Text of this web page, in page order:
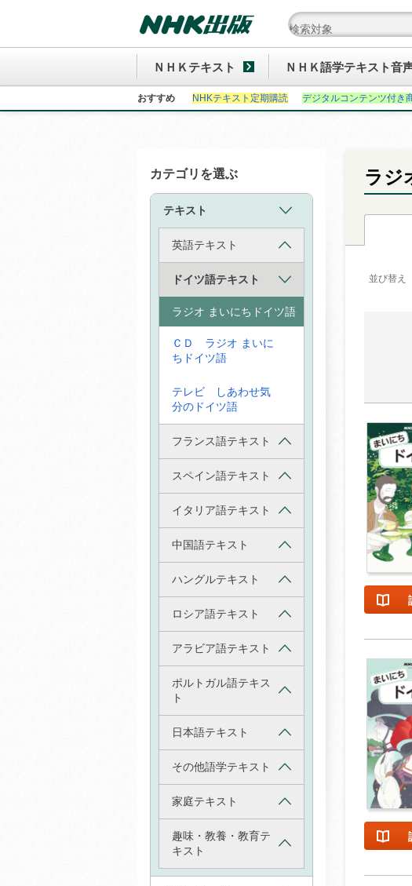
ＮＨＫテキスト ＮＨＫ語学テキスト音
おすすめ NHKテキスト定期購読 デジタルコンテンツ付き
ラジ
並び替え
カテゴリを選ぶ
テキスト
英語テキスト
ドイツ語テキスト
ラジオ まいにちドイツ語
ＣＤ ラジオ まいに
ちドイツ語
テレビ しあわせ気
分のドイツ語
フランス語テキスト
スペイン語テキスト
イタリア語テキスト
中国語テキスト
ハングルテキスト
ロシア語テキスト
アラビア語テキスト
ポルトガル語テキス
ト
日本語テキスト
その他語学テキスト
家庭テキスト
趣味・教養・教育テ
キスト